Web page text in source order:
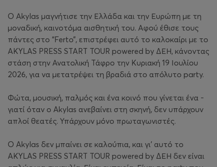
Ο Αkylas μαγνήτισε την Ελλάδα και την Ευρώπη με τη
μοναδική, καινοτόμα αισθητική του. Αφού έθισε τους
πάντες στο “Ferto”, επιστρέφει αυτό το καλοκαίρι με το
AKYLAS PRESS START TOUR powered by ΔΕΗ, κάνοντας
στάση στην Ανατολική Τάφρο την Κυριακή 19 Ιουλίου
2026, για να μετατρέψει τη βραδιά στο απόλυτο party.
Φώτα, μουσική, παλμός και ένα κοινό που γίνεται ένα -
γιατί όταν ο Akylas ανεβαίνει στη σκηνή, δεν υπάρχουν
απλοί θεατές. Υπάρχουν μόνο πρωταγωνιστές.
Ο Akylas δεν μπαίνει σε καλούπια, και γι’ αυτό το
AKYLAS PRESS START TOUR powered by ΔΕΗ δεν είναι